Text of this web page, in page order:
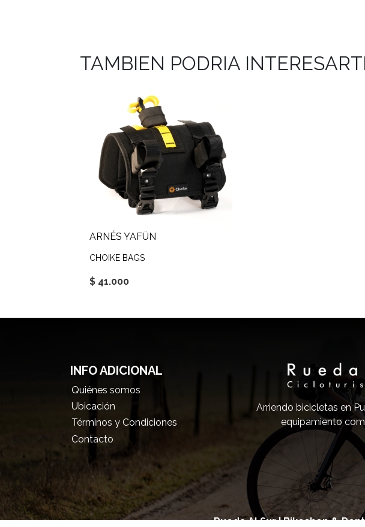
TAMBIEN PODRIA
ARNÉS YAFÜN
CHOIKE BAGS
$ 41.000
INFO ADICIONAL
Quiénes somos
Ubicación
Términos y Condiciones
Contacto
Arriendo bicicletas en
equipamiento
Rueda Al Sur | Bikeshop &